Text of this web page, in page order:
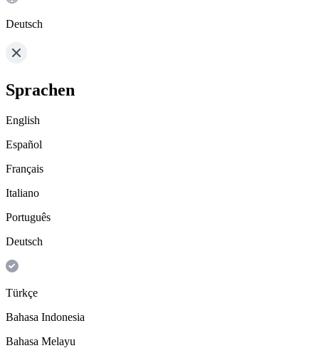
Deutsch
Sprachen
English
Español
Français
Italiano
Português
Deutsch
Türkçe
Bahasa Indonesia
Bahasa Melayu